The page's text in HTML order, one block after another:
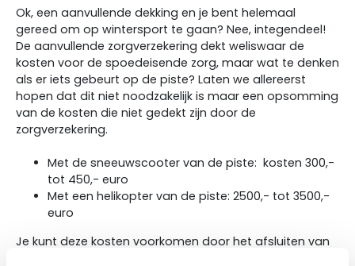
Ok, een aanvullende dekking en je bent helemaal
gereed om op wintersport te gaan? Nee, integendeel!
De aanvullende zorgverzekering dekt weliswaar de
kosten voor de spoedeisende zorg, maar wat te denken
als er iets gebeurt op de piste? Laten we allereerst
hopen dat dit niet noodzakelijk is maar een opsomming
van de kosten die niet gedekt zijn door de
zorgverzekering.
Met de sneeuwscooter van de piste: kosten 300,-
tot 450,- euro
Met een helikopter van de piste: 2500,- tot 3500,-
euro
Je kunt deze kosten voorkomen door het afsluiten van